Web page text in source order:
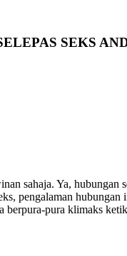
SEKS
sahaja. Ya, hubungan
pengalaman
pura klimaks